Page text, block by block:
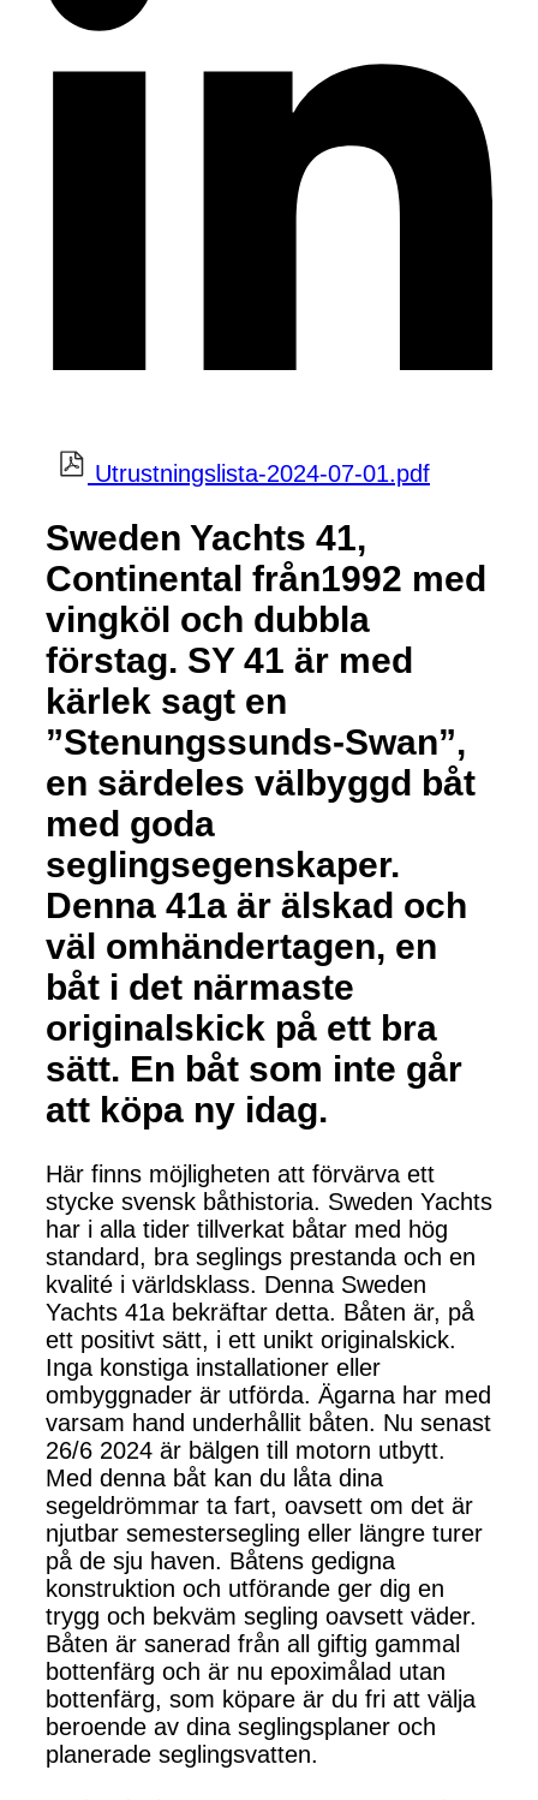
Utrustningslista-2024-07-01.pdf
Sweden Yachts 41,
Continental från1992 med
vingköl och dubbla
förstag. SY 41 är med
kärlek sagt en
”Stenungssunds-Swan”,
en särdeles välbyggd båt
med goda
seglingsegenskaper.
Denna 41a är älskad och
väl omhändertagen, en
båt i det närmaste
originalskick på ett bra
sätt. En båt som inte går
att köpa ny idag.
Här finns möjligheten att förvärva ett
stycke svensk båthistoria. Sweden Yachts
har i alla tider tillverkat båtar med hög
standard, bra seglings prestanda och en
kvalité i världsklass. Denna Sweden
Yachts 41a bekräftar detta. Båten är, på
ett positivt sätt, i ett unikt originalskick.
Inga konstiga installationer eller
ombyggnader är utförda. Ägarna har med
varsam hand underhållit båten. Nu senast
26/6 2024 är bälgen till motorn utbytt.
Med denna båt kan du låta dina
segeldrömmar ta fart, oavsett om det är
njutbar semestersegling eller längre turer
på de sju haven. Båtens gedigna
konstruktion och utförande ger dig en
trygg och bekväm segling oavsett väder.
Båten är sanerad från all giftig gammal
bottenfärg och är nu epoximålad utan
bottenfärg, som köpare är du fri att välja
beroende av dina seglingsplaner och
planerade seglingsvatten.